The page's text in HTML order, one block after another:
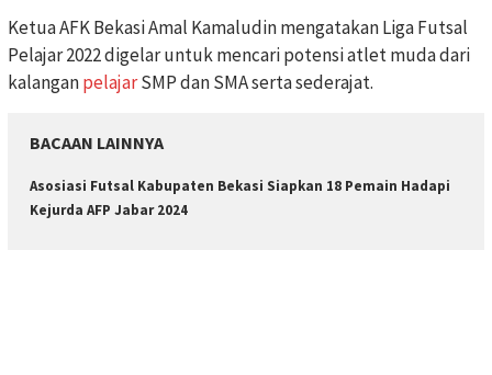
Ketua AFK Bekasi Amal Kamaludin mengatakan Liga Futsal
Pelajar 2022 digelar untuk mencari potensi atlet muda dari
kalanganpelajarSMP dan SMA serta sederajat.
BACAAN LAINNYA
Asosiasi Futsal Kabupaten Bekasi Siapkan 18 Pemain Hadapi
Kejurda AFP Jabar 2024